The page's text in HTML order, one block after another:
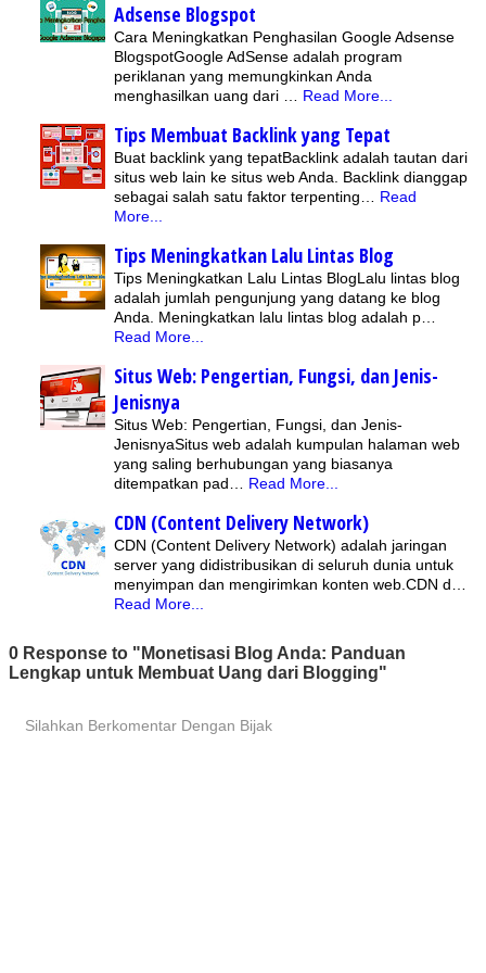
Adsense Blogspot
Cara Meningkatkan Penghasilan Google Adsense
BlogspotGoogle AdSense adalah program
periklanan yang memungkinkan Anda
menghasilkan uang dari … Read More...
Tips Membuat Backlink yang Tepat
Buat backlink yang tepatBacklink adalah tautan dari
situs web lain ke situs web Anda. Backlink dianggap
sebagai salah satu faktor terpenting… Read
More...
Tips Meningkatkan Lalu Lintas Blog
Tips Meningkatkan Lalu Lintas BlogLalu lintas blog
adalah jumlah pengunjung yang datang ke blog
Anda. Meningkatkan lalu lintas blog adalah p…
Read More...
Situs Web: Pengertian, Fungsi, dan Jenis-
Jenisnya
Situs Web: Pengertian, Fungsi, dan Jenis-
JenisnyaSitus web adalah kumpulan halaman web
yang saling berhubungan yang biasanya
ditempatkan pad… Read More...
CDN (Content Delivery Network)
CDN (Content Delivery Network) adalah jaringan
server yang didistribusikan di seluruh dunia untuk
menyimpan dan mengirimkan konten web.CDN d…
Read More...
0 Response to "Monetisasi Blog Anda: Panduan
Lengkap untuk Membuat Uang dari Blogging"
Silahkan Berkomentar Dengan Bijak